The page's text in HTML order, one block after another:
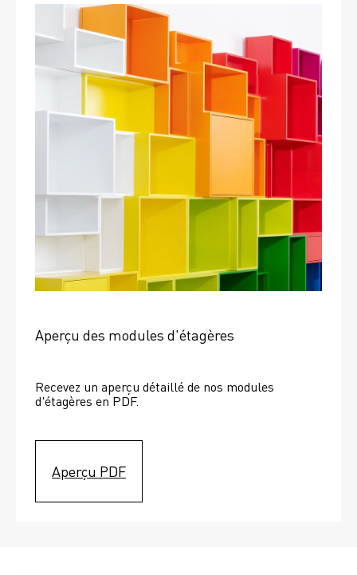
Aperçu des modules d'étagères
Recevez un aperçu détaillé de nos modules
d'étagères en PDF.
Aperçu PDF